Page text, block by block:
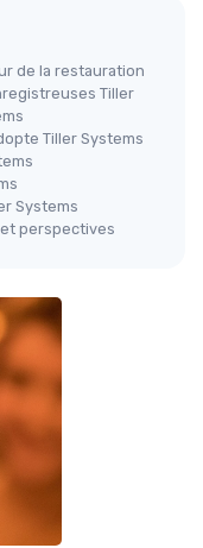
de la restauration
Tiller
Tiller Systems
Systems
perspectives